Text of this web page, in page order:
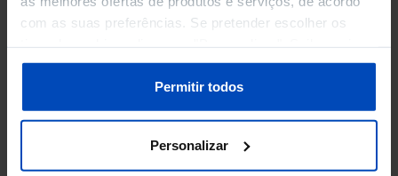
com as suas preferências. Se pretender escolher os
sobre cookies através da gestão de preferências ou da
Política de Cookies.
Permitir todos
Personalizar
DESPESA DAS CÂMARAS MUNICIPAIS: POR DOMÍNIO